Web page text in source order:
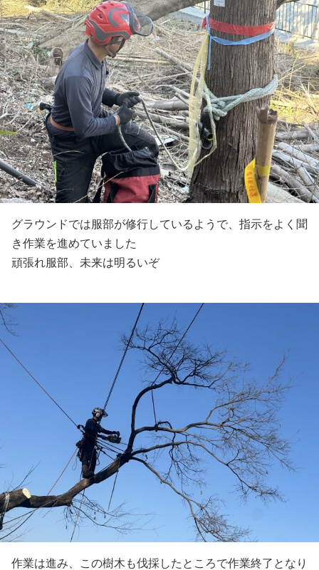
グラウンドでは服部が修行しているようで、指示をよく聞
き作業を進めていました
頑張れ服部、未来は明るいぞ
作業は進み、この樹木も伐採したところで作業終了となり